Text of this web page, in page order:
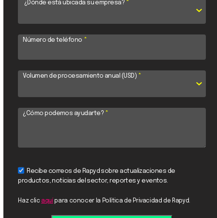
¿Dónde está ubicada su empresa? *
Número de teléfono *
Volumen de procesamiento anual (USD) *
¿Cómo podemos ayudarte? *
Recibe correos de Rapyd sobre actualizaciones de
productos, noticias del sector, reportes y eventos.
Haz clic aquí para conocer la Política de Privacidad de Rapyd.